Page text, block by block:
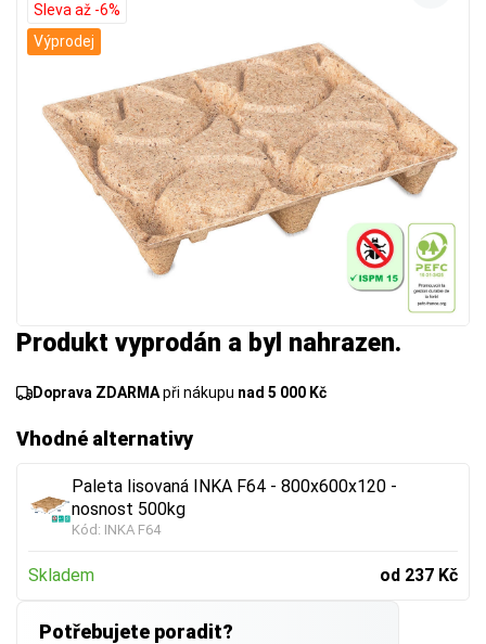
Produkt vyprodán a byl nahrazen.
Doprava ZDARMApři nákupu nad 5 000 Kč
Vhodné alternativy
Paleta lisovaná INKA F64 - 800x600x120 -
nosnost 500kg
Kód: INKA F64
Skladem od 237 Kč
Potřebujete poradit?
Sleva až -6%
Výprodej